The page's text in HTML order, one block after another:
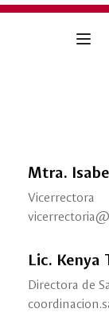
Mtra.
Vicerrectora
Lic. Kenya
Directora de